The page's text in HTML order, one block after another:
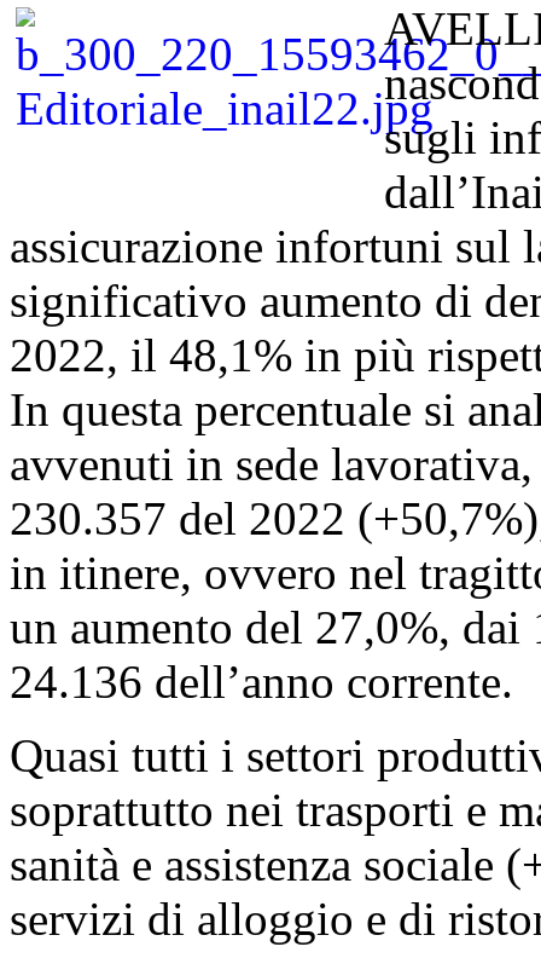
sugli
assicurazione infortuni sul
significativo aumento di
2022, il 48,1% in più
In questa percentuale si
avvenuti in sede
230.357 del 2022
in itinere, ovvero nel
un aumento del 27,0%,
24.136 dell’anno corrente.
Quasi tutti i settori
soprattutto nei trasporti e
sanità e assistenza sociale
servizi di alloggio e di